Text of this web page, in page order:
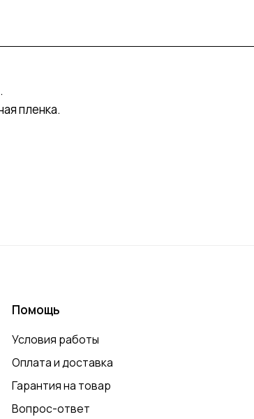
пленка.
Помощь
Условия работы
Оплата и доставка
Гарантия на товар
Вопрос-ответ